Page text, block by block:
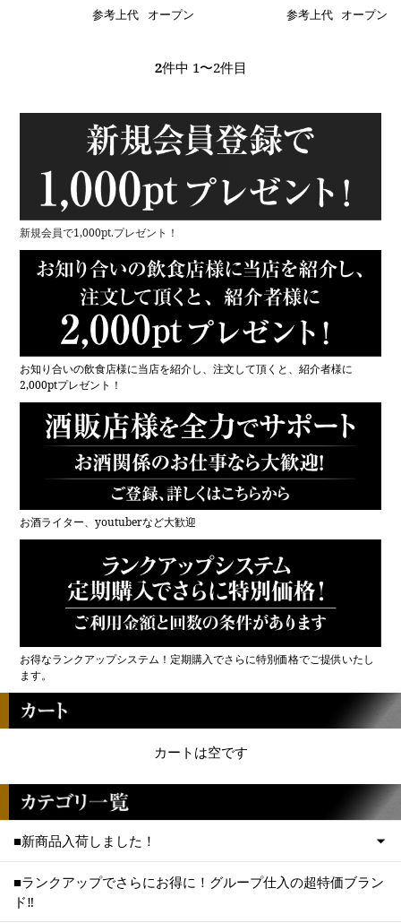
参考上代
オープン
参考上代 オープン
2件中 1〜2件目
新規会員で1,000pt.プレゼント！
お知り合いの飲食店様に当店を紹介し、注文して頂くと、紹介者様に
2,000ptプレゼント！
お酒ライター、youtuberなど大歓迎
お得なランクアップシステム！定期購入でさらに特別価格でご提供いたし
ます。
カートは空です
■新商品入荷しました！
■ランクアップでさらにお得に！グループ仕入の超特価ブラン
ド‼